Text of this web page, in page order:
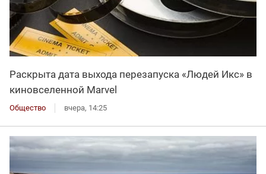
Раскрыта дата выхода перезапуска «Людей Икс» в
киновселенной Marvel
Общество вчера, 14:25